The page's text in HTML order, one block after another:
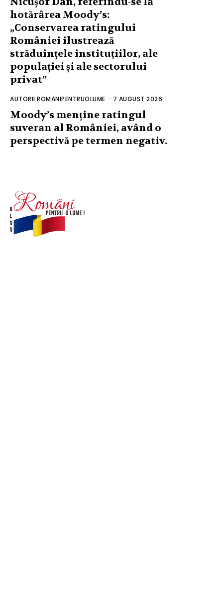
hotărârea Moody’s:
„Conservarea ratingului
României ilustrează
străduințele instituțiilor, ale
populației și ale sectorului
privat”
AUTORII ROMANIPENTRUOLUME - 7 AUGUST 2026
Moody’s menține ratingul
suveran al României, având o
perspectivă pe termen negativ.